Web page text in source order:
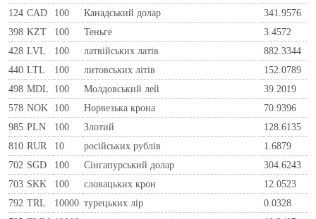
124 CAD 100 Канадський долар
341.9576
398 KZT 100 Теньге
3.4572
428 LVL 100 латвійських латів
882.3344
440 LTL 100 литовських літів
152.0789
498 MDL 100 Молдовський лей
39.2019
578 NOK 100 Норвезька крона
70.9396
985 PLN 100 Злотий
128.6135
810 RUR 10 росiйських рублiв
1.6879
702 SGD 100 Сінгапурський долар
304.6243
703 SKK 100 словацьких крон
12.0523
792 TRL 10000 турецьких лір
0.0328